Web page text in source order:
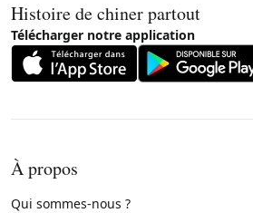
Histoire de chiner partout
Télécharger notre application
À propos
Qui sommes-nous ?